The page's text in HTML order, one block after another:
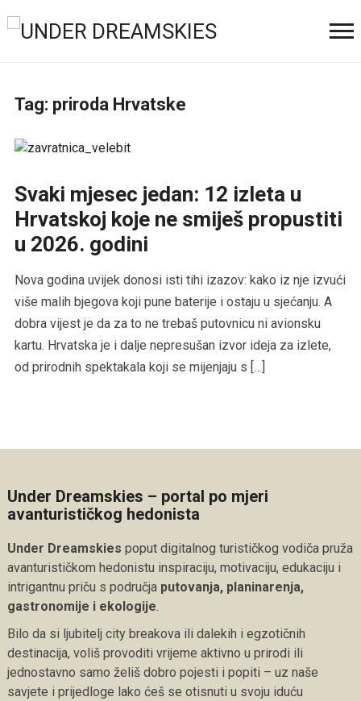
Tag: priroda Hrvatske
Svaki mjesec jedan: 12 izleta u
Hrvatskoj koje ne smiješ propustiti
u 2026. godini
Nova godina uvijek donosi isti tihi izazov: kako iz nje izvući
više malih bjegova koji pune baterije i ostaju u sjećanju. A
dobra vijest je da za to ne trebaš putovnicu ni avionsku
kartu. Hrvatska je i dalje nepresušan izvor ideja za izlete,
od prirodnih spektakala koji se mijenjaju s […]
Under Dreamskies – portal po mjeri
avanturističkog hedonista
Under Dreamskies poput digitalnog turističkog vodiča pruža
avanturističkom hedonistu inspiraciju, motivaciju, edukaciju i
intrigantnu priču s područja putovanja, planinarenja,
gastronomije i ekologije.
Bilo da si ljubitelj city breakova ili dalekih i egzotičnih
destinacija, voliš provoditi vrijeme aktivno u prirodi ili
jednostavno samo želiš dobro pojesti i popiti – uz naše
savjete i prijedloge lako ćeš se otisnuti u svoju iduću